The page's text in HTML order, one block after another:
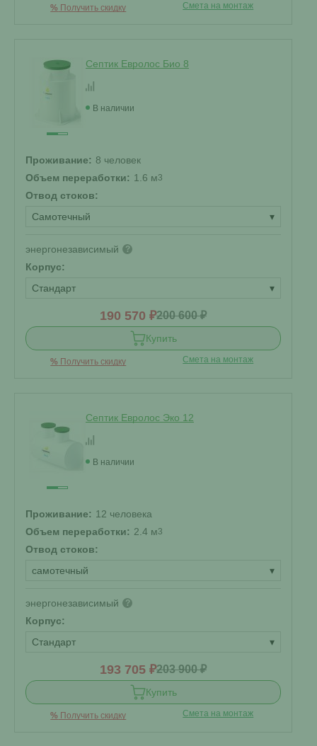
% Получить скидку Смета на монтаж
Септик Евролос Био 8
В наличии
Проживание: 8 человек
Объем переработки: 1.6 м3
Отвод стоков:
Самотечный
▾
энергонезависимый ?
Корпус:
Стандарт
▾
190 570 ₽200 600 ₽
Купить
% Получить скидку Смета на монтаж
Септик Евролос Эко 12
В наличии
Проживание: 12 человека
Объем переработки: 2.4 м3
Отвод стоков:
самотечный
▾
энергонезависимый ?
Корпус:
Стандарт
▾
193 705 ₽203 900 ₽
Купить
% Получить скидку Смета на монтаж